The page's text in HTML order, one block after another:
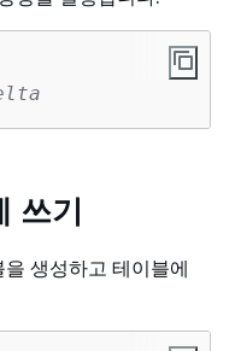
쓰기
생성하고 테이블에